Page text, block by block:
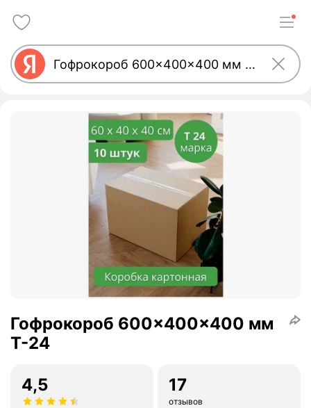
Гофрокороб 600x400x400 мм
Т-24
4,5 17
отзывов